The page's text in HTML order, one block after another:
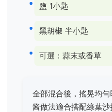
鹽 1小匙
黑胡椒 半小匙
可選：蒜末或香草
全部混合後，搖晃均
酱做法適合搭配綠葉